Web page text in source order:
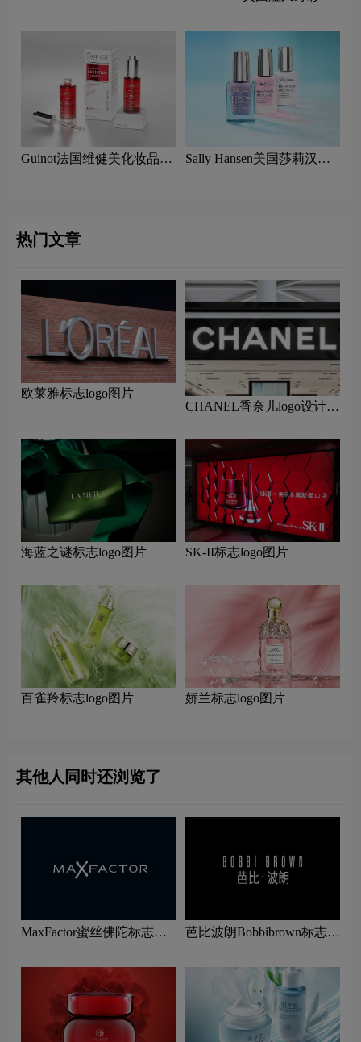
念
Guinot法国维健美化妆品
Sally Hansen美国莎莉汉森
热门文章
欧莱雅标志logo图片
CHANEL香奈儿logo设计含
海蓝之谜标志logo图片 SK-II标志logo图片
百雀羚标志logo图片 娇兰标志logo图片
其他人同时还浏览了
MaxFactor蜜丝佛陀标志
芭比波朗Bobbibrown标志